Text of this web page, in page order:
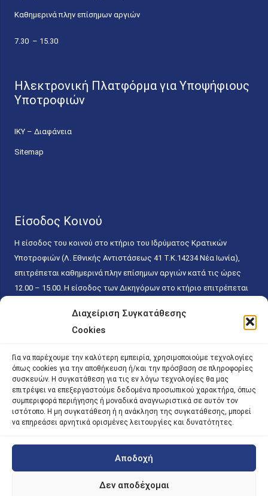
Διαχείριση Συγκατάθεσης
Cookies
Για να παρέχουμε την καλύτερη εμπειρία, χρησιμοποιούμε τεχνολογίες
όπως cookies για την αποθήκευση ή/και την πρόσβαση σε πληροφορίες
συσκευών. Η συγκατάθεση για τις εν λόγω τεχνολογίες θα μας
επιτρέψει να επεξεργαστούμε δεδομένα προσωπικού χαρακτήρα, όπως
συμπεριφορά περιήγησης ή μοναδικά αναγνωριστικά σε αυτόν τον
ιστότοπο. Η μη συγκατάθεση ή η ανάκληση της συγκατάθεσης, μπορεί
να επηρεάσει αρνητικά ορισμένες λειτουργίες και δυνατότητες.
Αποδοχή
Δεν αποδέχομαι
Καθημερινά πλην επίσημων αργιών
7.30 – 15.30
Ηλεκτρονική Πλατφόρμα για Υποψήφιους
Υποτροφιών
ΙΚΥ – Διαφάνεια
Sitemap
Είσοδος Κοινού
Η είσοδος του κοινού στο κτήριο του Ιδρύματος Κρατικών
Υποτροφιών (Λ. Εθνικής Αντιστάσεως 41 T.K.14234 Νέα Ιωνία),
επιτρέπεται καθημερινά πλην επίσημων αργιών κατά τις ώρες
12.00 – 15.00. Η είσοδος των Δικηγόρων στο κτήριο επιτρέπεται
κάθε εργάσιμη ημέρα και ώρα χωρίς κανέναν χρονικό ή άλλο
περιορισμό. Η είσοδος του κοινού ειδικά στο γραφείο του
15.00. Η εξυπηρέτηση του κοινού πραγματοποιείται βάσει των
παγίων ισχυουσών διατάξεων. Για την αποφυγή συνωστισμού
εντός του εσωτερικού χώρου εξυπηρέτησης και αναμονής του
κοινού, η εξυπηρέτησή του δύναται να πραγματοποιείται κατόπιν
προγραμματισμένου ραντεβού.
| iky.gr | All Rights Reserved
Designed and Developed by ACM Digital